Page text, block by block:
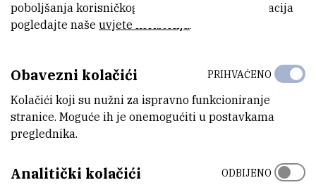
E-MAIL
ztkalcec@irb.hr
+385 1 457 1490
INTERNI BROJ
1950
Zavod za istraživanje mora i okoliša
poboljšanja korisničkog iskustva. Za više informacija
pogledajte naše uvjete korištenja.
Obavezni kolačići
Kolačići koji su nužni za ispravno funkcioniranje
stranice. Moguće ih je onemogućiti u postavkama
preglednika.
PRIHVAĆENO
Analitički kolačići ODBIJENO